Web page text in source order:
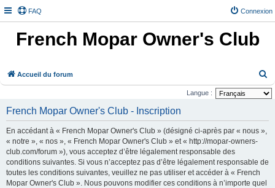
FAQ Connexion
French Mopar Owner's Club
Accueil du forum
e
Langue :
French Mopar Owner's Club - Inscription
En accédant à « French Mopar Owner's Club » (désigné ci-après par « nous »,
« notre », « nos », « French Mopar Owner's Club » et « http://mopar-owners-
club.com/forum »), vous acceptez d’être légalement responsable des
conditions suivantes. Si vous n’acceptez pas d’être légalement responsable de
toutes les conditions suivantes, veuillez ne pas utiliser et accéder à « French
Mopar Owner's Club ». Nous pouvons modifier ces conditions à n’importe quel